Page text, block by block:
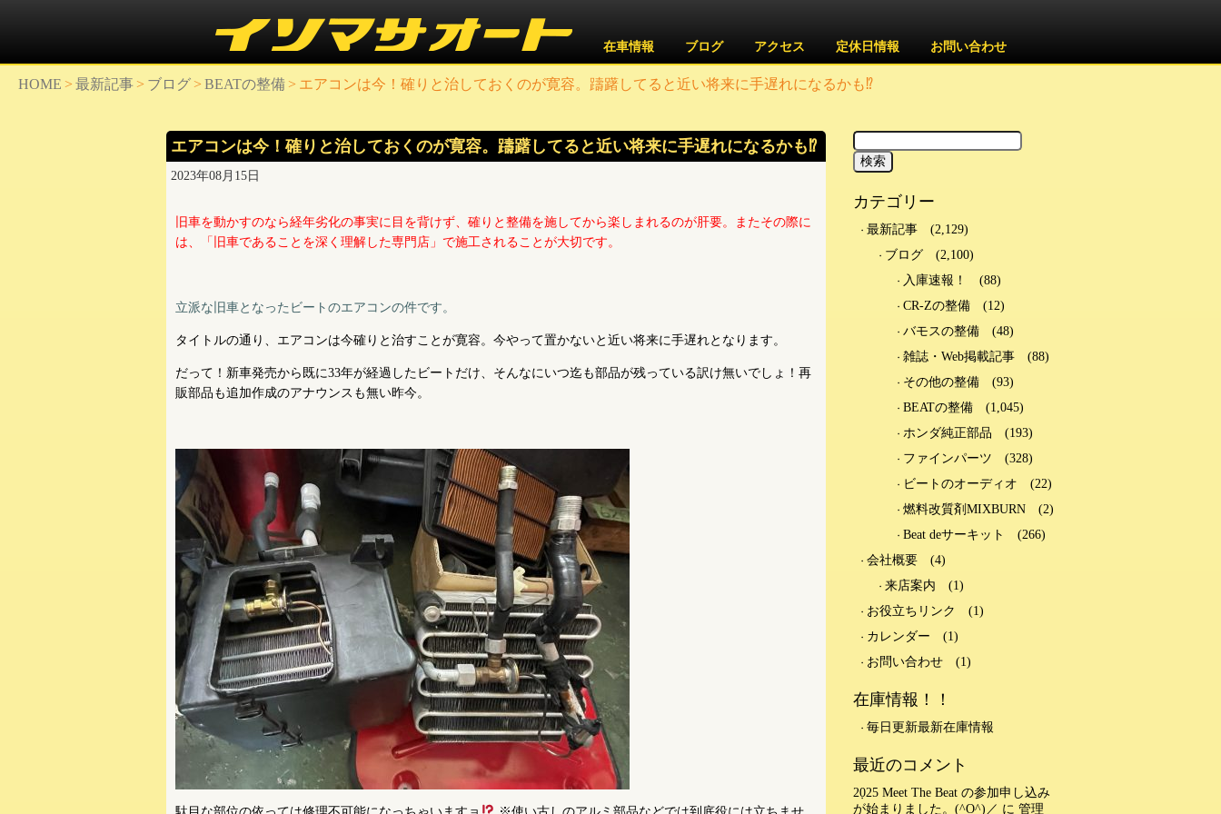
在車情報 ブログ アクセス 定休日情報 お問い合わせ
HOME > 最新記事 > ブログ > BEATの整備 > エアコンは今！確りと治しておくのが寛容。躊躇してると近い将来に手遅れになるかも⁉
エアコンは今！確りと治しておくのが寛容。躊躇してると近い将来に手遅れになるかも⁉
2023年08月15日
旧車を動かすのなら経年劣化の事実に目を背けず、確りと整備を施してから楽しまれるのが肝要。またその際に
は、「旧車であることを深く理解した専門店」で施工されることが大切です。
立派な旧車となったビートのエアコンの件です。
タイトルの通り、エアコンは今確りと治すことが寛容。今やって置かないと近い将来に手遅れとなります。
だって！新車発売から既に33年が経過したビートだけ、そんなにいつ迄も部品が残っている訳け無いでしょ！再
販部品も追加作成のアナウンスも無い昨今。
カテゴリー
最新記事
(2,129)
ブログ
(2,100)
入庫速報！
(88)
CR-Zの整備
(12)
バモスの整備
(48)
雑誌・Web掲載記事
(88)
その他の整備
(93)
BEATの整備
(1,045)
ホンダ純正部品
(193)
ファインパーツ
(328)
ビートのオーディオ
(22)
燃料改質剤MIXBURN
(2)
Beat deサーキット
(266)
会社概要
(4)
来店案内
(1)
お役立ちリンク
(1)
カレンダー
(1)
お問い合わせ
(1)
在庫情報！！
毎日更新最新在庫情報
最近のコメント
2025 Meet The Beat の参加申し込み
が始まりました。(^O^)／ に 管理